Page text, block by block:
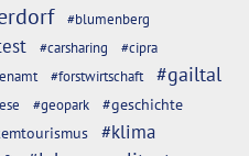
#blumenberg
#carsharing
#cipra
#forstwirtschaft #gailtal
#geopark #geschichte
#klima